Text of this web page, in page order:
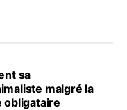
sa
malgré la
obligataire